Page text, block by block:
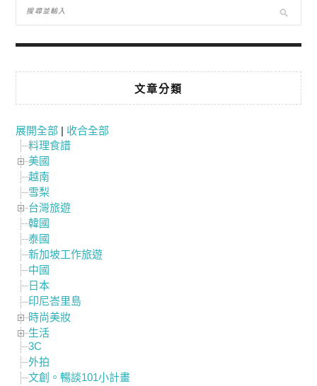
文章分類
展開全部 | 收合全部
料理食譜
美國
越南
雪梨
台灣旅遊
韓國
泰國
新加坡工作旅遊
中國
日本
印尼峇里島
時尚美妝
生活
3C
外拍
文創。暢談101小計畫